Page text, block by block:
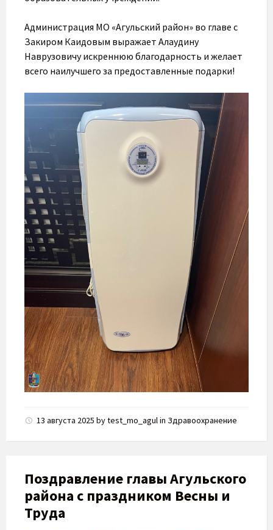
Администрация МО «Агульский район» во главе с
Закиром Каидовым выражает Алаудину
Наврузовичу искреннюю благодарность и желает
всего наилучшего за предоставленные подарки!
13 августа 2025 bytest_mo_agulin Здравоохранение
Поздравление главы Агульского
района с праздником Весны и
Труда